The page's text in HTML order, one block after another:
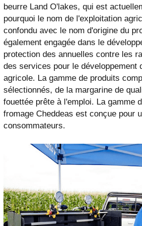
beurre Land O'lakes, qui est
pourquoi le nom de l'exploitation
confondu avec le nom d'origine du
également engagée dans le
protection des annuelles contre les
des services pour le développement
agricole. La gamme de produits
sélectionnés, de la margarine de
fouettée prête à l'emploi. La gamme
fromage Cheddeas est conçue pour
consommateurs.